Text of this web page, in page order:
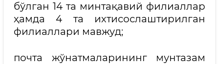
бўлган 14 та минтақавий филиаллар
ҳамда 4 та ихтисослаштирилган
филиаллари мавжуд;
почта жўнатмаларининг мунтазам